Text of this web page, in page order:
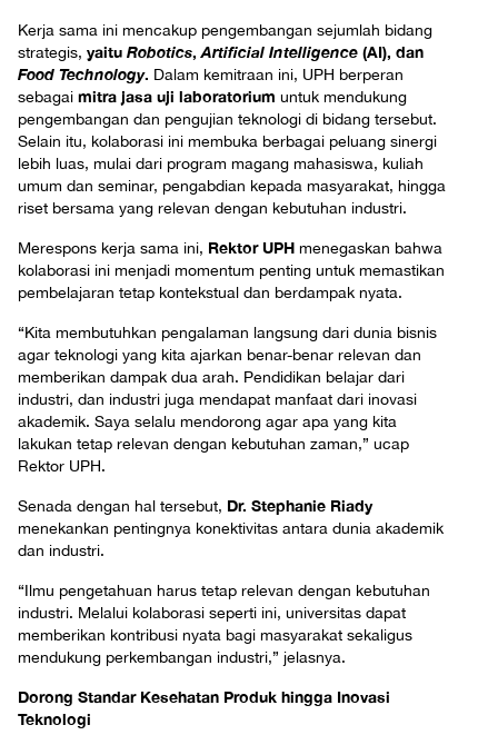
Kerja sama ini mencakup pengembangan sejumlah bidang
strategis, yaitu Robotics,Artificial Intelligence (AI), dan
Food Technology. Dalam kemitraan ini, UPH berperan
sebagai mitra jasa uji laboratorium untuk mendukung
pengembangan dan pengujian teknologi di bidang tersebut.
Selain itu, kolaborasi ini membuka berbagai peluang sinergi
lebih luas, mulai dari program magang mahasiswa, kuliah
umum dan seminar, pengabdian kepada masyarakat, hingga
riset bersama yang relevan dengan kebutuhan industri.
Merespons kerja sama ini, Rektor UPH menegaskan bahwa
kolaborasi ini menjadi momentum penting untuk memastikan
pembelajaran tetap kontekstual dan berdampak nyata.
“Kita membutuhkan pengalaman langsung dari dunia bisnis
agar teknologi yang kita ajarkan benar-benar relevan dan
memberikan dampak dua arah. Pendidikan belajar dari
industri, dan industri juga mendapat manfaat dari inovasi
akademik. Saya selalu mendorong agar apa yang kita
lakukan tetap relevan dengan kebutuhan zaman,” ucap
Rektor UPH.
Senada dengan hal tersebut, Dr. Stephanie Riady
menekankan pentingnya konektivitas antara dunia akademik
dan industri.
“Ilmu pengetahuan harus tetap relevan dengan kebutuhan
industri. Melalui kolaborasi seperti ini, universitas dapat
memberikan kontribusi nyata bagi masyarakat sekaligus
mendukung perkembangan industri,” jelasnya.
Dorong Standar Kesehatan Produk hingga Inovasi
Teknologi